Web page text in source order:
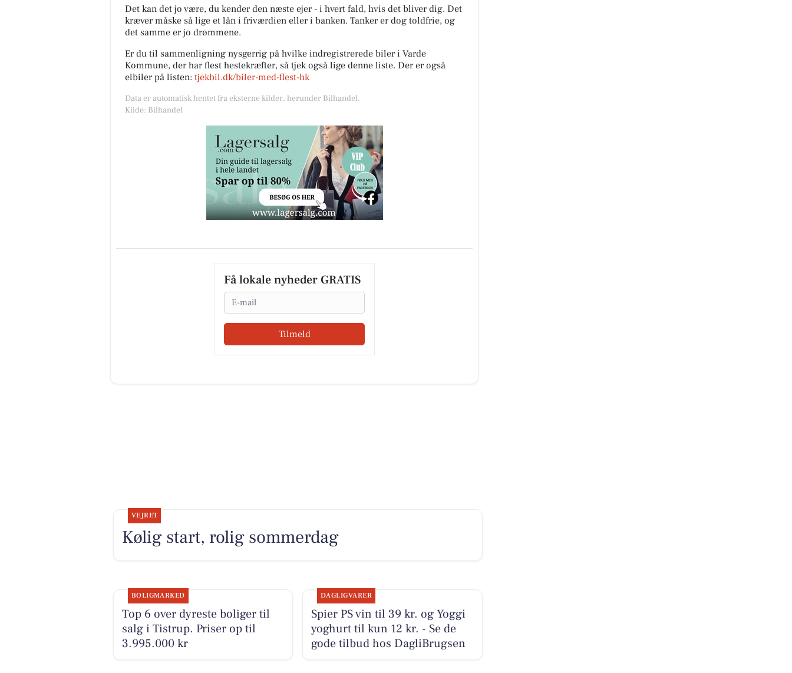
Det kan det jo være, du kender den næste ejer - i hvert fald, hvis det bliver dig. Det
kræver måske så lige et lån i friværdien eller i banken. Tanker er dog toldfrie, og
det samme er jo drømmene.
Er du til sammenligning nysgerrig på hvilke indregistrerede biler i Varde
Kommune, der har flest hestekræfter, så tjek også lige denne liste. Der er også
elbiler på listen: tjekbil.dk/biler-med-flest-hk
Data er automatisk hentet fra eksterne kilder, herunder Bilhandel.
Kilde: Bilhandel
Få lokale nyheder GRATIS
Email
Tilmeld
VEJRET
Kølig start, rolig sommerdag
BOLIGMARKED
Top 6 over dyreste boliger til
salg i Tistrup. Priser op til
3.995.000 kr
DAGLIGVARER
Spier PS vin til 39 kr. og Yoggi
yoghurt til kun 12 kr. - Se de
gode tilbud hos DagliBrugsen